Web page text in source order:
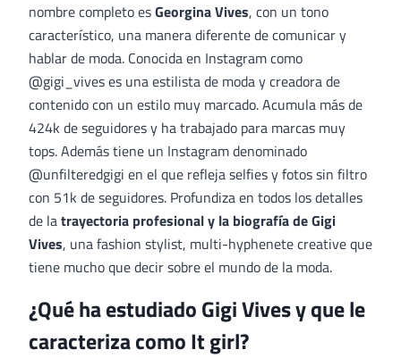
nombre completo esGeorgina Vives, con un tono
característico, una manera diferente de comunicar y
hablar de moda. Conocida en Instagram como
@gigi_vives es una estilista de moda y creadora de
contenido con un estilo muy marcado. Acumula más de
424k de seguidores y ha trabajado para marcas muy
tops. Además tiene un Instagram denominado
@unfilteredgigi en el que refleja selfies y fotos sin filtro
con 51k de seguidores. Profundiza en todos los detalles
de latrayectoria profesional y la biografía de Gigi
Vives, una fashion stylist, multi-hyphenete creative que
tiene mucho que decir sobre el mundo de la moda.
¿Qué ha estudiado Gigi Vives y que le
caracteriza como It girl?